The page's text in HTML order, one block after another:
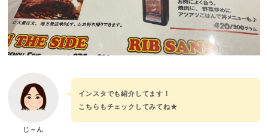
じ～ん
インスタでも紹介してます！
こちらもチェックしてみてね★